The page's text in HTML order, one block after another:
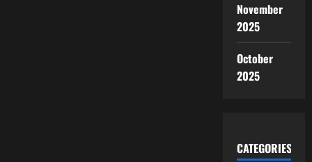
November
2025
October
2025
CATEGORIES